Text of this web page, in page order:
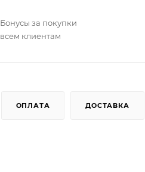
Бонусы за покупки
всем клиентам
ОПЛАТА ДОСТАВКА